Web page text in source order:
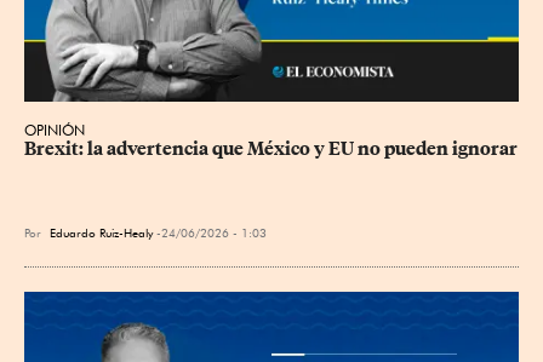
OPINIÓN
Brexit: la advertencia que México y EU no pueden ignorar
Por Eduardo Ruiz-Healy 24/06/2026 - 1:03